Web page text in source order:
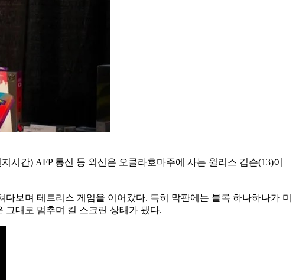
간) AFP 통신 등 외신은 오클라호마주에 사는 윌리스 깁슨(13)이
보며 테트리스 게임을 이어갔다. 특히 막판에는 블록 하나하나가 미
그대로 멈추며 킬 스크린 상태가 됐다.